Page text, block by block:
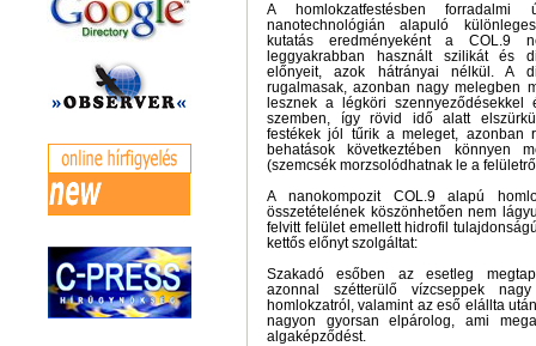
A homlokzatfestésben
nanotechnológián alapuló
kutatás eredményeként a COL.9
leggyakrabban használt szilikát és
előnyeit, azok hátrányai nélkül. A
rugalmasak, azonban nagy melegben
lesznek a légköri
szemben, így rövid idő alatt
festékek jól tűrik a meleget, azonban
behatások következtében könnyen
(szemcsék morzsolódhatnak le a
A nanokompozit COL.9 alapú
összetételének köszönhetően nem
felvitt felület emellett hidrofil
kettős előnyt szolgáltat:
Szakadó esőben az esetleg
azonnal szétterülő vízcseppek
homlokzatról, valamint az eső elállta
nagyon gyorsan elpárolog, ami
algaképződést.